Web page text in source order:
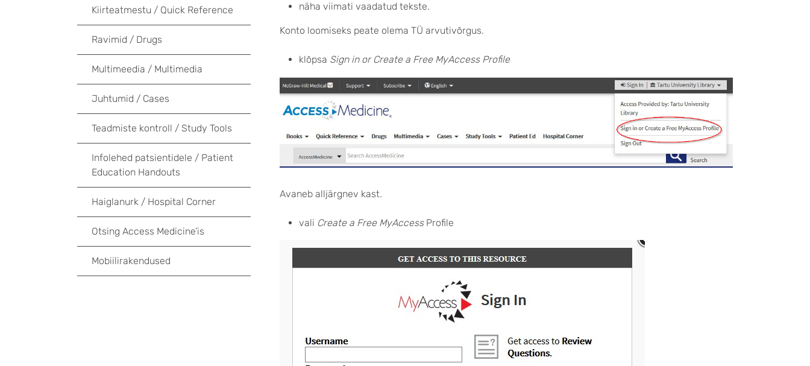
näha viimati vaadatud tekste.
Konto loomiseks peate olema TÜ arvutivõrgus.
klõpsa Sign in or Create a Free MyAccess Profile
Avaneb alljärgnev kast.
vali Create a Free MyAccessProfile
Kiirteatmestu / Quick Reference
Ravimid / Drugs
Multimeedia / Multimedia
Juhtumid / Cases
Teadmiste kontroll / Study Tools
Infolehed patsientidele / Patient
Education Handouts
Haiglanurk / Hospital Corner
Otsing Access Medicine’is
Mobiilirakendused